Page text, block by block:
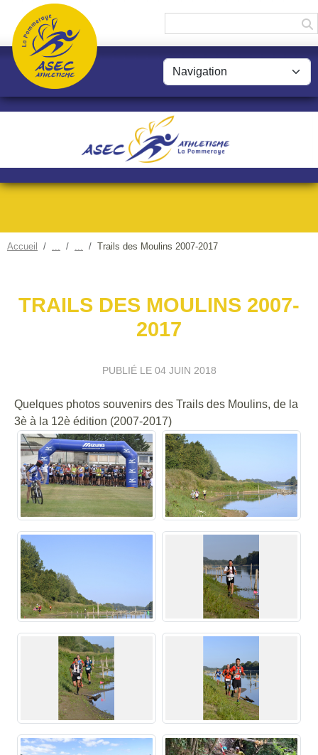
Accueil Trails des Moulins 2007-2017
TRAILS DES MOULINS 2007-
2017
PUBLIÉ LE 04 JUIN 2018
Quelques photos souvenirs des Trails des Moulins, de la
3è à la 12è édition (2007-2017)
Panneau de gestion des cookies